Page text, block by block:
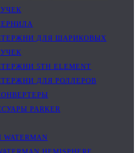
ДЛЯ ШАРИКОВЫХ
5TH ELEMENT
ДЛЯ РОЛЛЕРОВ
PARKER